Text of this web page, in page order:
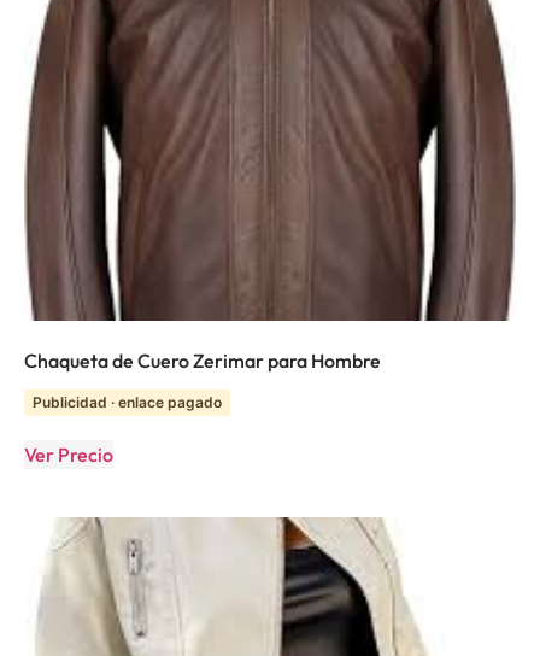
Chaqueta de Cuero Zerimar para Hombre
Publicidad · enlace pagado
Ver Precio